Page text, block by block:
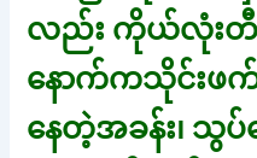
လည်း ကိုယ်လုံးတီ
နောက်ကသိုင်းဖက်
နေတဲ့အခန်း၊ သွပ်